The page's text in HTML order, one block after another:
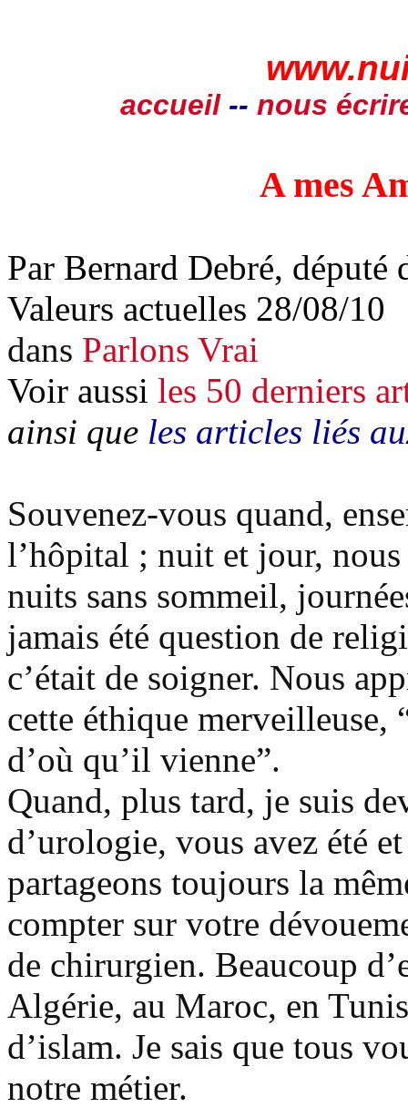
accueil -- nous
A mes
Par Bernard Debré, député
Valeurs actuelles 28/08/10
dans Parlons Vrai
Voir aussi les 50 derniers
ainsi que les articles liés
Souvenez-vous quand,
l’hôpital ; nuit et jour, nous
nuits sans sommeil,
jamais été question de
c’était de soigner. Nous
cette éthique merveilleuse,
d’où qu’il vienne”.
Quand, plus tard, je suis
d’urologie, vous avez été
partageons toujours la
compter sur votre
de chirurgien. Beaucoup
Algérie, au Maroc, en
d’islam. Je sais que tous
notre métier.